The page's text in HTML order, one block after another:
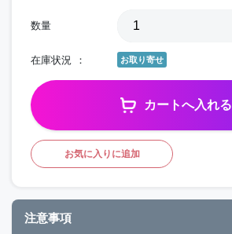
数量
在庫状況 お取り寄せ
カートへ入れる
お気に入りに追加
注意事項